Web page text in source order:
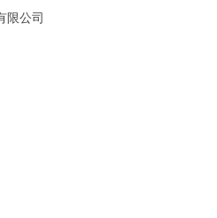
限公司